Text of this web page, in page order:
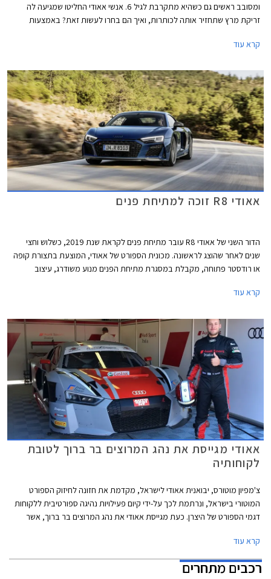
ומסובב ראשים גם כשהיא מתקרבת לגיל 6. אנשי אאודי החליטו שמגיעה לה
זריקת מרץ שתחזיר אותה לכותרות, ואיך הם בחרו לעשות זאת? באמצעות
הנוכחיות. שמה המלא הינו אאודי R8 V10 Performance RWD.
קרא עוד
אאודי R8 זוכה למתיחת פנים
הדור השני של אאודי R8 עובר מתיחת פנים לקראת שנת 2019, כשלוש וחצי
שנים לאחר שהוצג לראשונה. מכונית הספורט של אאודי, המוצעת בתצורת קופה
או רודסטר פתוחה, מקבלת במסגרת מתיחת הפנים מנוע משודרג, עיצוב
קרא עוד
אאודי מגייסת את נהג המרוצים בר ברוך לטובת
לקוחותיה
צ'מפיון מוטורס, יבואנית אאודי לישראל, מקדמת את חזונה לחיזוק הספורט
המוטורי בישראל, ונרתמת לכך על-ידי קיום פעילויות נהיגה ספורטיבית ללקוחות
דגמי הספורט של היצרן. כעת מגייסת אאודי את נהג המרוצים בר ברוך, אשר
המרוצים.
קרא עוד
רכבים מתחרים